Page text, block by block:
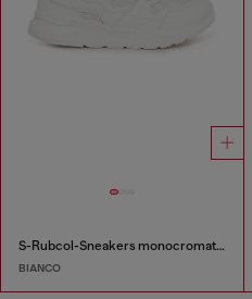
S-Rubcol-Sneakers monocromatiche in mesh
BIANCO